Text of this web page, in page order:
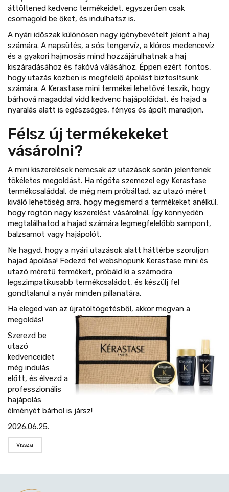
áttöltened kedvenc termékeidet, egyszerűen csak
csomagold be őket, és indulhatsz is.
A nyári időszak különösen nagy igénybevételt jelent a haj
számára. A napsütés, a sós tengervíz, a klóros medencevíz
és a gyakori hajmosás mind hozzájárulhatnak a haj
kiszáradásához és fakóvá válásához. Éppen ezért fontos,
hogy utazás közben is megfelelő ápolást biztosítsunk
számára. A Kerastase mini termékei lehetővé teszik, hogy
bárhová magaddal vidd kedvenc hajápolóidat, és hajad a
nyaralás alatt is egészséges, fényes és ápolt maradjon.
Félsz új termékekeket
vásárolni?
A mini kiszerelések nemcsak az utazások során jelentenek
tökéletes megoldást. Ha régóta szemezel egy Kerastase
termékcsaláddal, de még nem próbáltad, az utazó méret
kiváló lehetőség arra, hogy megismerd a termékeket anélkül,
hogy rögtön nagy kiszerelést vásárolnál. Így könnyedén
megtalálhatod a hajad számára legmegfelelőbb sampont,
balzsamot vagy hajápolót.
Ne hagyd, hogy a nyári utazások alatt háttérbe szoruljon
hajad ápolása! Fedezd fel webshopunk Kerastase mini és
utazó méretű termékeit, próbáld ki a számodra
legszimpatikusabb termékcsaládot, és készülj fel
gondtalanul a nyár minden pillanatára.
Ha eleged van az újratöltögetésből, akkor megvan a
megoldás!
Szerezd be
utazó
kedvenceidet
még indulás
előtt, és élvezd a
professzionális
hajápolás
élményét bárhol is jársz!
2026.06.25.
Vissza